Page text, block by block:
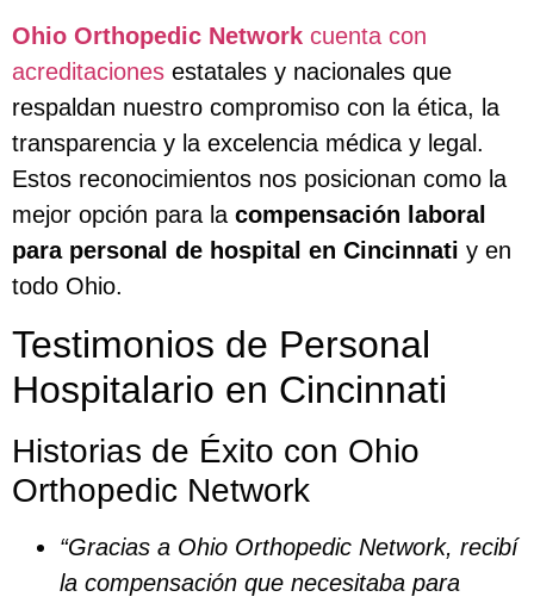
Ohio Orthopedic Network cuenta con
acreditaciones estatales y nacionales que
respaldan nuestro compromiso con la ética, la
transparencia y la excelencia médica y legal.
Estos reconocimientos nos posicionan como la
mejor opción para la compensación laboral
para personal de hospital en Cincinnati y en
todo Ohio.
Testimonios de Personal
Hospitalario en Cincinnati
Historias de Éxito con Ohio
Orthopedic Network
“Gracias a Ohio Orthopedic Network, recibí
la compensación que necesitaba para